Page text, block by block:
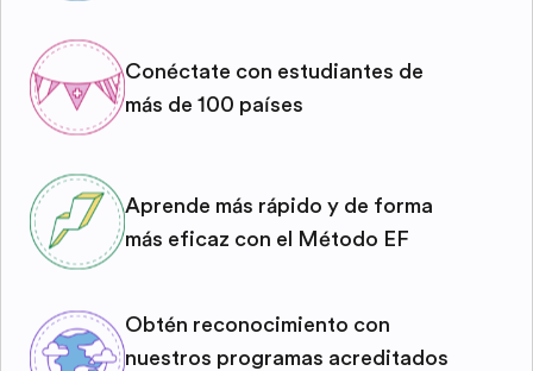
Conéctate con estudiantes de
más de 100 países
Aprende más rápido y de forma
más eficaz con el Método EF
Obtén reconocimiento con
nuestros programas acreditados